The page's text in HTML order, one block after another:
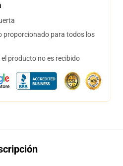
proporcionado para todos los
producto no es recibido